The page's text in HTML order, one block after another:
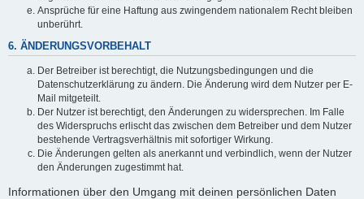
Ansprüche für eine Haftung aus zwingendem nationalem Recht bleiben
unberührt.
6. ÄNDERUNGSVORBEHALT
Der Betreiber ist berechtigt, die Nutzungsbedingungen und die
Datenschutzerklärung zu ändern. Die Änderung wird dem Nutzer per E-
Mail mitgeteilt.
Der Nutzer ist berechtigt, den Änderungen zu widersprechen. Im Falle
des Widerspruchs erlischt das zwischen dem Betreiber und dem Nutzer
bestehende Vertragsverhältnis mit sofortiger Wirkung.
Die Änderungen gelten als anerkannt und verbindlich, wenn der Nutzer
den Änderungen zugestimmt hat.
Informationen über den Umgang mit deinen persönlichen Daten